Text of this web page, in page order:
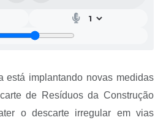
está implantando novas medidas
de Resíduos da Construção
o descarte irregular em vias